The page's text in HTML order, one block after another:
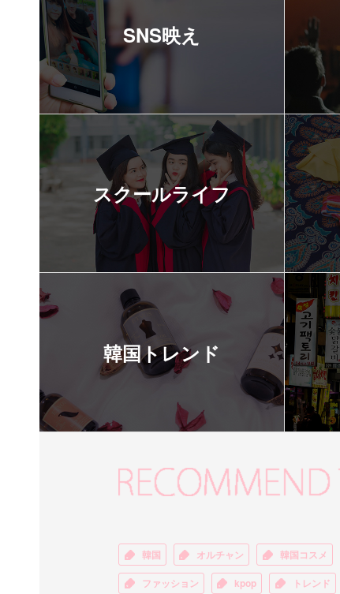
SNS映え
スクールライフ
韓国トレンド
韓国 オルチャン 韓国コスメ
ファッション kpop トレンド